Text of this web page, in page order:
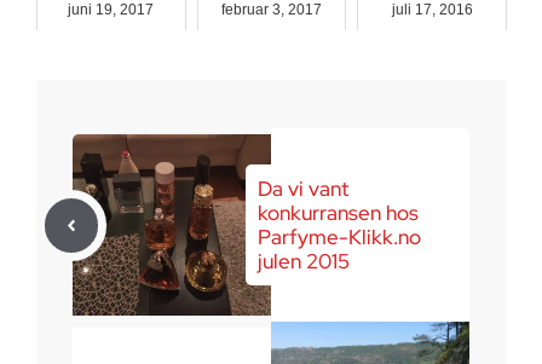
juni 19, 2017 februar 3, 2017 juli 17, 2016
Da vi vant
konkurransen hos
Parfyme-Klikk.no
julen 2015